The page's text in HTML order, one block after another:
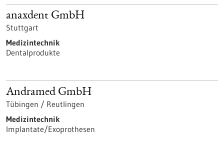
anaxdent GmbH
Stuttgart
Medizintechnik
Dentalprodukte
Andramed GmbH
Tübingen / Reutlingen
Medizintechnik
Implantate/Exoprothesen